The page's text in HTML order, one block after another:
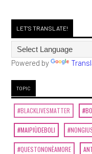
LET'S TRANSLATE!
Powered by
TOPIC
#BLACKLIVESMATTER
#MAIPIÙDEBOLI
#QUESTONONÈAMORE